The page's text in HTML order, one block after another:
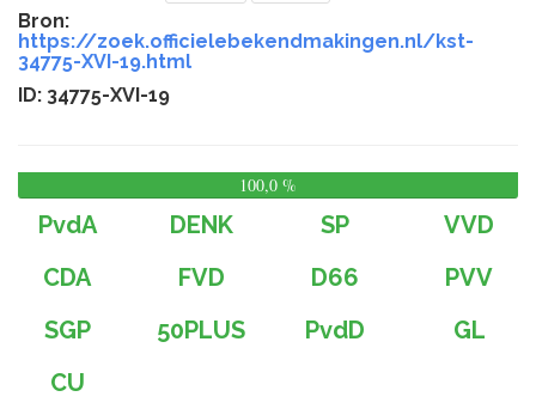
Bron:
https://zoek.officielebekendmakingen.nl/kst-
34775-XVI-19.html
ID: 34775-XVI-19
100,0 %
PvdA DENK SP
VVD
CDA
FVD D66
PVV
SGP
50PLUS PvdD
GL
CU